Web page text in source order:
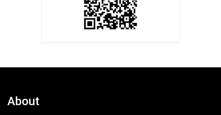
About